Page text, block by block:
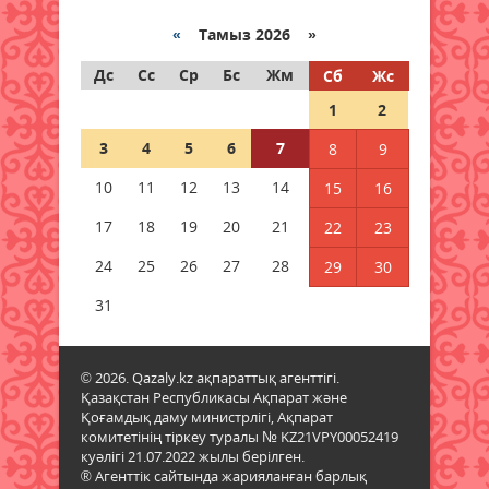
мамандары мен архив
қызметкерлеріне мемлекеттік
07 тамыз 2026 ж.
Қазақстанға кеспе тас,
жиектастар мен гранит әкелуге
тыйым салынды: тізбе
нақтыланды
07 тамыз 2026 ж. 55
«Дауыс беру учаскесін қалай
табуға болады?»
« Тамыз 2026 »
Дс
Сс Ср Бс Жм Сб
Жс
1
2
3
4 5 6 7 8
9
10
11 12 13 14 15
16
17
18 19 20 21 22
23
24
25 26 27 28 29
30
31
© 2026. Qazaly.kz ақпараттық агенттігі.
Қазақстан Республикасы Ақпарат және
Қоғамдық даму министрлігі, Ақпарат
комитетінің тіркеу туралы № KZ21VPY00052419
куәлігі 21.07.2022 жылы берілген.
® Агенттік сайтында жарияланған барлық